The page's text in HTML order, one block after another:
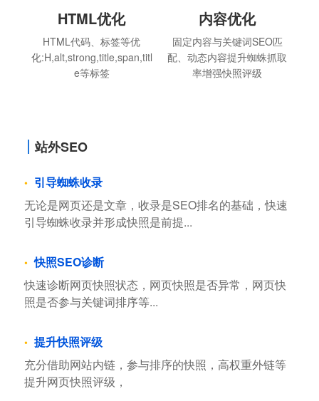
HTML优化
HTML代码、标签等优
化:H,alt,strong,title,span,titl
e等标签
内容优化
固定内容与关键词SEO匹
配、动态内容提升蜘蛛抓取
率增强快照评级
站外SEO
引导蜘蛛收录
无论是网页还是文章，收录是SEO排名的基础，快速
引导蜘蛛收录并形成快照是前提...
快照SEO诊断
快速诊断网页快照状态，网页快照是否异常，网页快
照是否参与关键词排序等...
提升快照评级
充分借助网站内链，参与排序的快照，高权重外链等
提升网页快照评级，